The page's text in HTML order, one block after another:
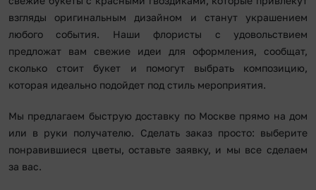
взгляды оригинальным дизайном и станут украшением
любого события. Наши флористы с удовольствием
предложат вам свежие идеи для оформления, сообщат,
сколько стоит букет и помогут выбрать композицию,
которая идеально подойдет под стиль мероприятия.
Мы предлагаем быструю доставку по Москве прямо на дом
или в руки получателю. Сделать заказ просто: выберите
понравившиеся цветы, оставьте заявку, и мы все сделаем
за вас.